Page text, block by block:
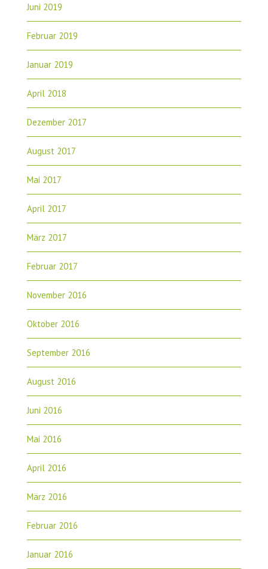
Juni 2019
Februar 2019
Januar 2019
April 2018
Dezember 2017
August 2017
Mai 2017
April 2017
März 2017
Februar 2017
November 2016
Oktober 2016
September 2016
August 2016
Juni 2016
Mai 2016
April 2016
März 2016
Februar 2016
Januar 2016